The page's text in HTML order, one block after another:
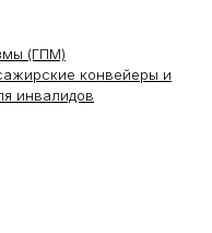
(ГПМ)
конвейеры и
инвалидов